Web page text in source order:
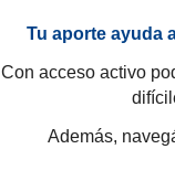
Tu aporte ayuda
Con acceso activo
Además,